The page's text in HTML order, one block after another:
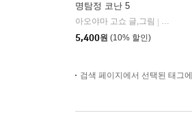
명탐정 코난 5
아오야마 고쇼 글,그림
서울미
5,400원 (10% 할인)
검색 페이지에서 선택된 태그